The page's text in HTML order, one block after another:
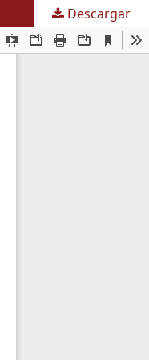
Descargar